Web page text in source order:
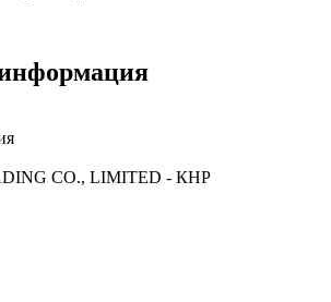
CO., LIMITED - КНР